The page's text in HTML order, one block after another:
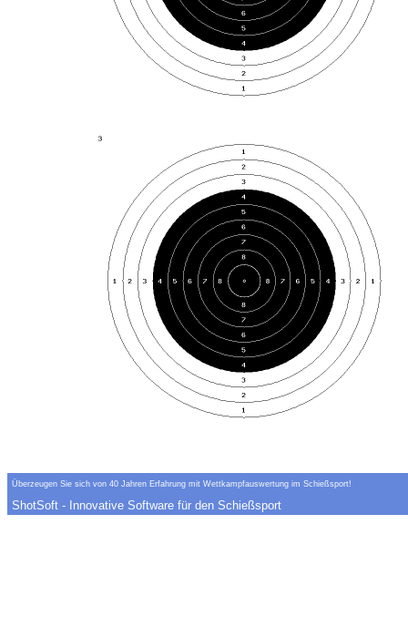
Überzeugen Sie sich von 40 Jahren Erfahrung mit Wettkampfauswertung im Schießsport!
ShotSoft - Innovative Software für den Schießsport